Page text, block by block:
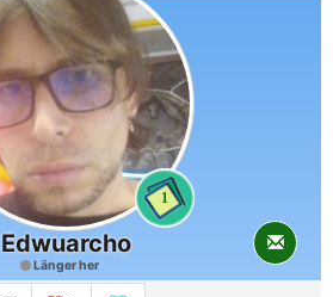
1
Edwuarcho
Länger her